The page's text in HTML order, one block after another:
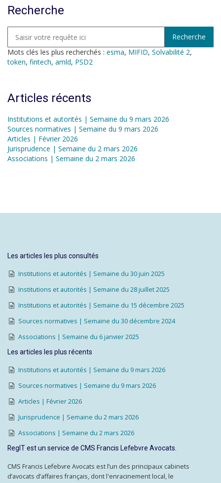
Recherche
Mots clés les plus recherchés : esma, MIFID, Solvabilité 2,
token, fintech, amld, PSD2
Articles récents
Institutions et autorités | Semaine du 9 mars 2026
Sources normatives | Semaine du 9 mars 2026
Articles | Février 2026
Jurisprudence | Semaine du 2 mars 2026
Associations | Semaine du 2 mars 2026
Les articles les plus consultés
Institutions et autorités | Semaine du 30 juin 2025
Institutions et autorités | Semaine du 28 juillet 2025
Institutions et autorités | Semaine du 15 décembre 2025
Sources normatives | Semaine du 30 décembre 2024
Associations | Semaine du 6 janvier 2025
Les articles les plus récents
Institutions et autorités | Semaine du 9 mars 2026
Sources normatives | Semaine du 9 mars 2026
Articles | Février 2026
Jurisprudence | Semaine du 2 mars 2026
Associations | Semaine du 2 mars 2026
RegIT est un service de CMS Francis Lefebvre Avocats.
CMS Francis Lefebvre Avocats est l’un des principaux cabinets
d’avocats d’affaires français, dont l'enracinement local, le